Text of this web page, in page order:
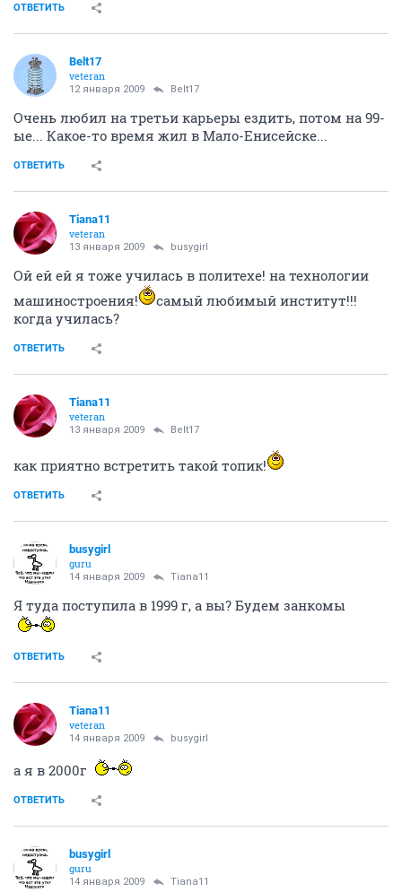
ОТВЕТИТЬ
Belt17
veteran
12 января 2009 Belt17
Очень любил на третьи карьеры ездить, потом на 99-
ые... Какое-то время жил в Мало-Енисейске...
ОТВЕТИТЬ
Tiana11
veteran
13 января 2009 busygirl
Ой ей ей я тоже училась в политехе! на технологии
машиностроения!
самый любимый институт!!!
когда училась?
ОТВЕТИТЬ
Tiana11
veteran
13 января 2009 Belt17
как приятно встретить такой топик!
ОТВЕТИТЬ
busygirl
guru
14 января 2009 Tiana11
Я туда поступила в 1999 г, а вы? Будем занкомы
ОТВЕТИТЬ
Tiana11
veteran
14 января 2009 busygirl
а я в 2000г
ОТВЕТИТЬ
busygirl
guru
14 января 2009 Tiana11